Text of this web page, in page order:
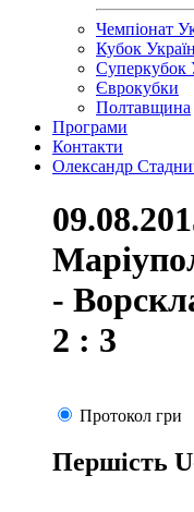
Чемпіонат
Кубок
Суперкубок
Єврокубки
Полтавщина
Програми
Контакти
Олександр
-
2 : 3
Протокол гри
Першість